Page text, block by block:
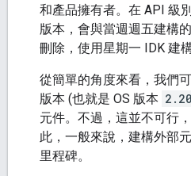
和產品擁有者。在 API 級
版本，會與當週週五建構
刪除，使用星期一 IDK 建
從簡單的角度來看，我們
版本 (也就是 OS 版本
元件。不過，這並不可行
此，一般來說，建構外部
里程碑。